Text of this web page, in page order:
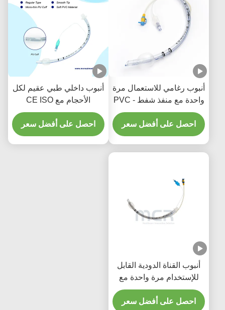
أنبوب رغامي للاستعمال مرة
واحدة مع منفذ شفط - PVC
شفاف خالي من DEHP
لضمان الجودة لمدة خمس
سنوات
احصل على أفضل سعر
أنبوب داخلي طبي عقيم لكل
الأحجام مع CE ISO
احصل على أفضل سعر
أنبوب القناة الدودية القابل
للإستخدام مرة واحدة مع
منفذ الشفط ذو الأصفاد
البوليتيكية الدقيقة
احصل على أفضل سعر